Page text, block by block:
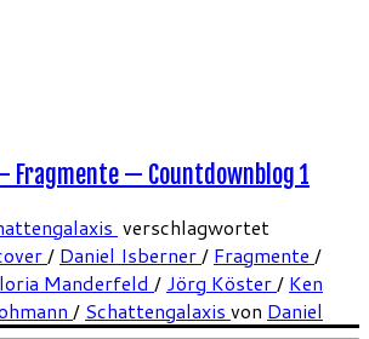
Fragmente — Countdownblog 1
verschlagwortet
/ Daniel Isberner/ Fragmente /
Manderfeld / Jörg Köster/ Ken
/ Schattengalaxis von Daniel